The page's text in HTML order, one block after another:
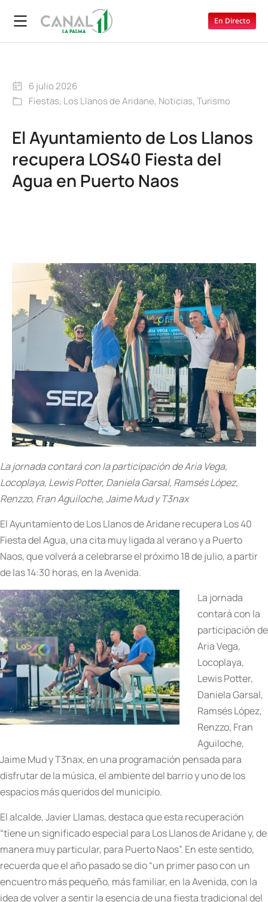
En Directo
6 julio 2026
Fiestas, Los Llanos de Aridane, Noticias, Turismo
El Ayuntamiento de Los Llanos
recupera LOS40 Fiesta del
Agua en Puerto Naos
La jornada contará con la participación de Aria Vega,
Locoplaya, Lewis Potter, Daniela Garsal, Ramsés López,
Renzzo, Fran Aguiloche, Jaime Mud y T3nax
El Ayuntamiento de Los Llanos de Aridane recupera Los 40
Fiesta del Agua, una cita muy ligada al verano y a Puerto
Naos, que volverá a celebrarse el próximo 18 de julio, a partir
de las 14:30 horas, en la Avenida.
La jornada
contará con la
participación de
Aria Vega,
Locoplaya,
Lewis Potter,
Daniela Garsal,
Ramsés López,
Renzzo, Fran
Aguiloche,
Jaime Mud y T3nax, en una programación pensada para
disfrutar de la música, el ambiente del barrio y uno de los
espacios más queridos del municipio.
El alcalde, Javier Llamas, destaca que esta recuperación
“tiene un significado especial para Los Llanos de Aridane y, de
manera muy particular, para Puerto Naos”. En este sentido,
recuerda que el año pasado se dio “un primer paso con un
encuentro más pequeño, más familiar, en la Avenida, con la
idea de volver a sentir la esencia de una fiesta tradicional del